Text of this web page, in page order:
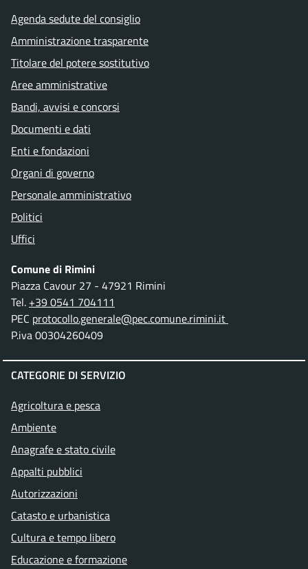
Agenda sedute del consiglio
Amministrazione trasparente
Titolare del potere sostitutivo
Aree amministrative
Bandi, avvisi e concorsi
Documenti e dati
Enti e fondazioni
Organi di governo
Personale amministrativo
Politici
Uffici
Comune di Rimini
Piazza Cavour 27 - 47921 Rimini
Tel. +39 0541 704111
PEC protocollo.generale@pec.comune.rimini.it
P.iva 00304260409
CATEGORIE DI SERVIZIO
Agricoltura e pesca
Ambiente
Anagrafe e stato civile
Appalti pubblici
Autorizzazioni
Catasto e urbanistica
Cultura e tempo libero
Educazione e formazione